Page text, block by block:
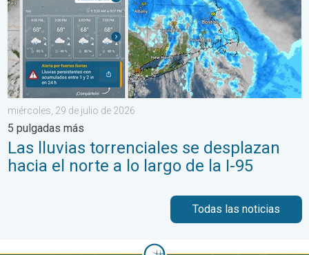
miércoles, 29 de julio de 2026
5 pulgadas más
Las lluvias torrenciales se desplazan
hacia el norte a lo largo de la I-95
Todas las noticias